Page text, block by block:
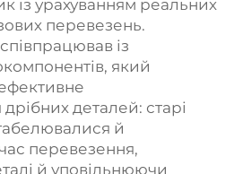
із урахуванням реальних
перевезень.
із
який
деталей: старі
й
перевезення,
й уповільнюючи